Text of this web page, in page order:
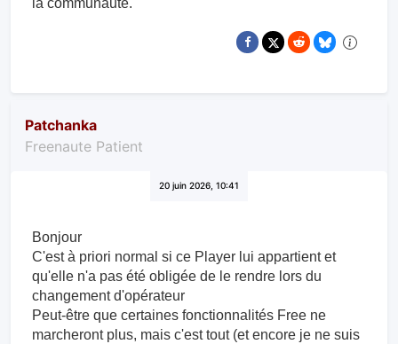
la communauté.
Patchanka
Freenaute Patient
20 juin 2026, 10:41
Bonjour
C'est à priori normal si ce Player lui appartient et
qu'elle n'a pas été obligée de le rendre lors du
changement d'opérateur
Peut-être que certaines fonctionnalités Free ne
marcheront plus, mais c'est tout (et encore je ne suis